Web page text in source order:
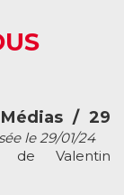
/ 29
le 29/01/24
de Valentin